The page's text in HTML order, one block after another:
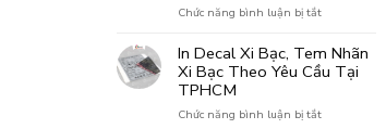
Kraft
Tầm
Ấn
Phẩm
Nghiệp
Chức năng bình luận bị tắtở
Decal
7
Màu
Quang,
In Decal Xi Bạc, Tem Nhãn
Xi Bạc Theo Yêu Cầu Tại
TPHCM
Chức năng bình luận bị tắtở